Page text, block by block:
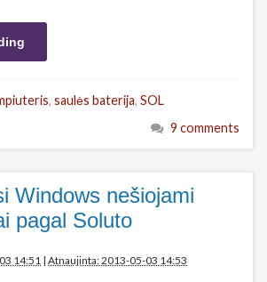
, saulės baterija, SOL
9 comments
Windows nešiojami
pagal Soluto
14:51 | Atnaujinta: 2013-05-03 14:53